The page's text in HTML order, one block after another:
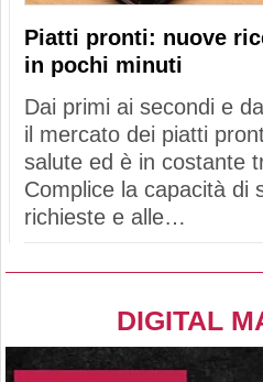
Piatti pronti: nuove
in pochi minuti
Dai primi ai secondi e
il mercato dei piatti
salute ed è in costante
Complice la capacità di
richieste e alle…
DIGITAL